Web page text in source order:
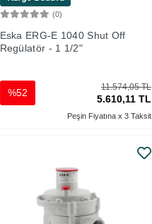
(0)
Eska ERG-E 1040 Shut Off
Regülatör - 1 1/2"
11.574,05 TL
5.610,11 TL
%52
Peşin Fiyatına x 3 Taksit